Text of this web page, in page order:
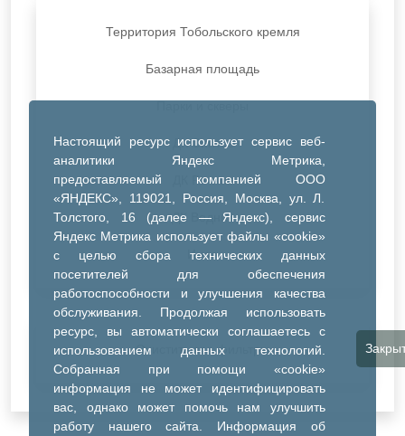
Настоящий ресурс использует сервис веб-
аналитики Яндекс Метрика,
предоставляемый компанией ООО
«ЯНДЕКС», 119021, Россия, Москва, ул. Л.
Толстого, 16 (далее — Яндекс), сервис
Яндекс Метрика использует файлы «cookie»
с целью сбора технических данных
посетителей для обеспечения
работоспособности и улучшения качества
обслуживания. Продолжая использовать
ресурс, вы автоматически соглашаетесь с
использованием данных технологий.
Собранная при помощи «cookie»
информация не может идентифицировать
вас, однако может помочь нам улучшить
работу нашего сайта. Информация об
Территория Тобольского кремля
Базарная площадь
ДК Синтез
ДК Речник
ДК Водник
Иное
Очистить все фильтры